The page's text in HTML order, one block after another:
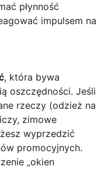
płynność
impulsem na
, która bywa
oszczędności. Jeśli
rzeczy (odzież na
zimowe
wyprzedzić
promocyjnych.
„okien